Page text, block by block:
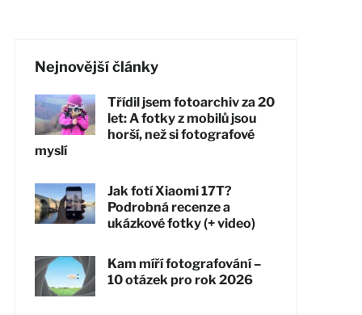
Nejnovější články
Třídil jsem fotoarchiv za 20
let: A fotky z mobilů jsou
horší, než si fotografové
myslí
Jak fotí Xiaomi 17T?
Podrobná recenze a
ukázkové fotky (+ video)
Kam míří fotografování –
10 otázek pro rok 2026